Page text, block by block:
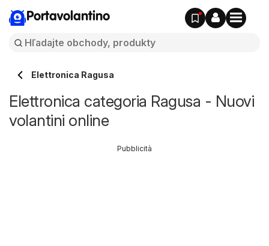
Portavolantino
Elettronica Ragusa
Elettronica categoria Ragusa - Nuovi
volantini online
Pubblicità